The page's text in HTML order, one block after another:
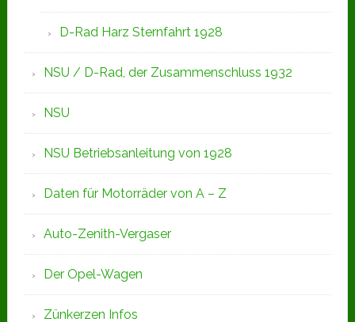
D-Rad Harz Sternfahrt 1928
NSU / D-Rad, der Zusammenschluss 1932
NSU
NSU Betriebsanleitung von 1928
Daten für Motorräder von A – Z
Auto-Zenith-Vergaser
Der Opel-Wagen
Zünkerzen Infos